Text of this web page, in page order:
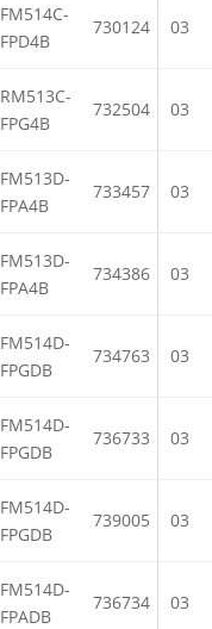
FM514C-
FPD4B
730124 03
RM513C-
FPG4B
732504 03
FM513D-
FPA4B
733457 03
FM513D-
FPA4B
734386 03
FM514D-
FPGDB
734763 03
FM514D-
FPGDB
736733 03
FM514D-
FPGDB
739005 03
FM514D-
FPADB
736734 03